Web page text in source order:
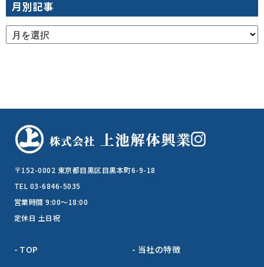
月別記事
〒152-0002 東京都目黒区目黒本町6-9-18
TEL 03-6846-5035
営業時間 9:00～18:00
定休日 土日祝
TOP 当社の特徴